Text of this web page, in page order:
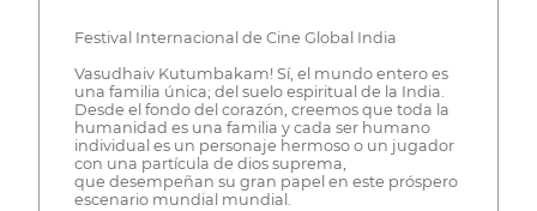
Festival Internacional de Cine Global India
Vasudhaiv Kutumbakam! Sí, el mundo entero es
una familia única; del suelo espiritual de la India.
Desde el fondo del corazón, creemos que toda la
humanidad es una familia y cada ser humano
individual es un personaje hermoso o un jugador
con una partícula de dios suprema,
que desempeñan su gran papel en este próspero
escenario mundial mundial.